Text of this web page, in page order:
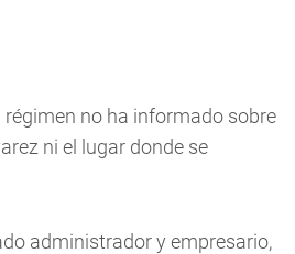
no ha informado sobre
ni el lugar donde se
administrador y empresario,